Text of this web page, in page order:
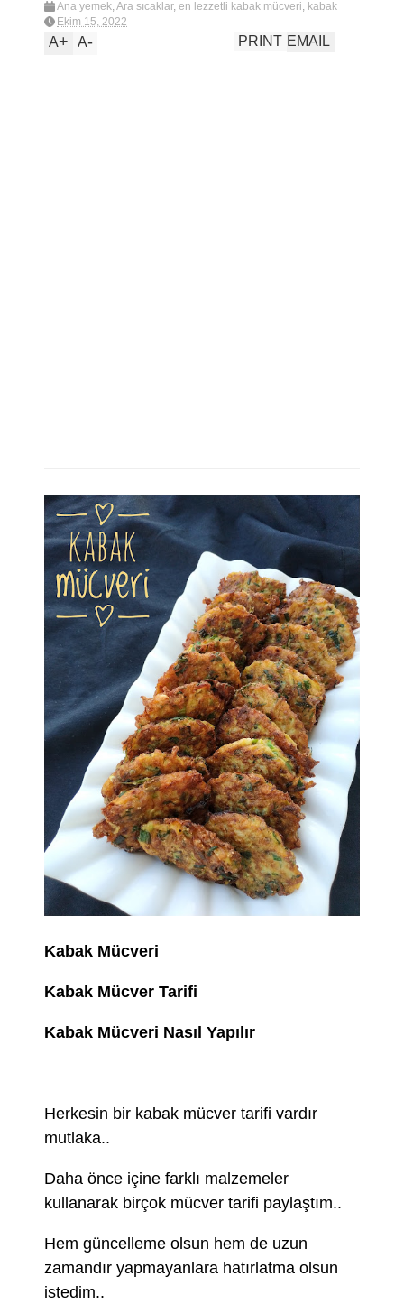
Ana yemek,Ara sıcaklar, en lezzetli kabak mücveri, kabak
mücver, kabak mücveri
Ekim 15, 2022
A+ A- EMAIL
PRINT
Kabak Mücveri
Kabak Mücver Tarifi
Kabak Mücveri Nasıl Yapılır
Herkesin bir kabak mücver tarifi vardır
mutlaka..
Daha önce içine farklı malzemeler
kullanarak birçok mücver tarifi paylaştım..
Hem güncelleme olsun hem de uzun
zamandır yapmayanlara hatırlatma olsun
istedim..